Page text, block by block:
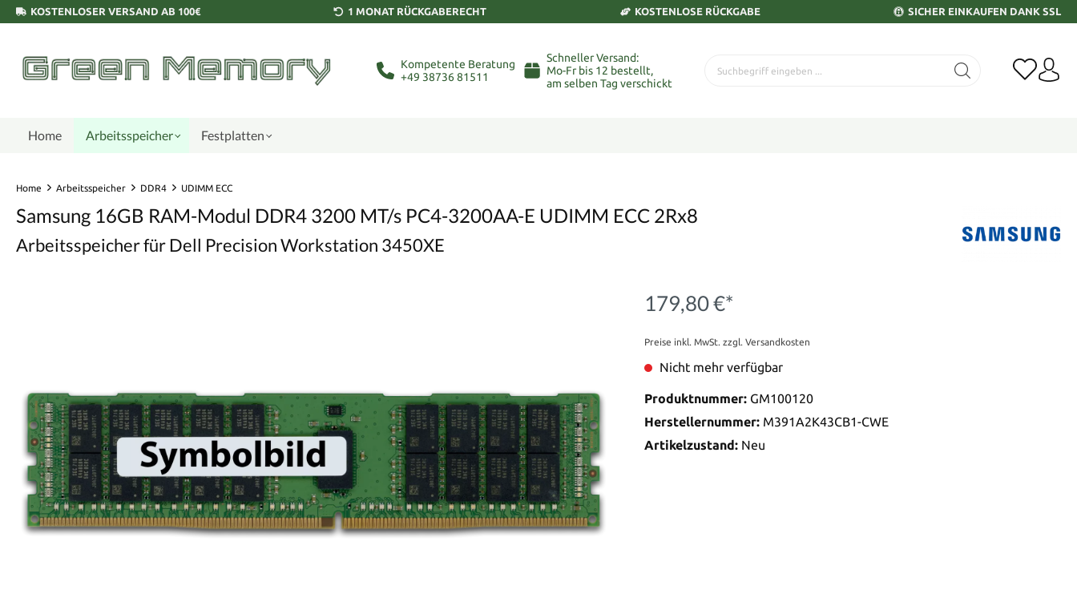
KOSTENLOSER VERSAND AB 100€ 1 MONAT RÜCKGABERECHT KOSTENLOSE RÜCKGABE SICHER EINKAUFEN DANK SSL
Kompetente Beratung
+49 38736 81511
Schneller Versand:
Mo-Fr bis 12 bestellt,
am selben Tag verschickt
Home Arbeitsspeicher Festplatten
Home Arbeitsspeicher DDR4 UDIMM ECC
Samsung 16GB RAM-Modul DDR4 3200 MT/s PC4-3200AA-E UDIMM ECC 2Rx8
Arbeitsspeicher für Dell Precision Workstation 3450XE
179,80 €*
Preise inkl. MwSt. zzgl. Versandkosten
Nicht mehr verfügbar
Produktnummer: GM100120
Herstellernummer: M391A2K43CB1-CWE
Artikelzustand: Neu